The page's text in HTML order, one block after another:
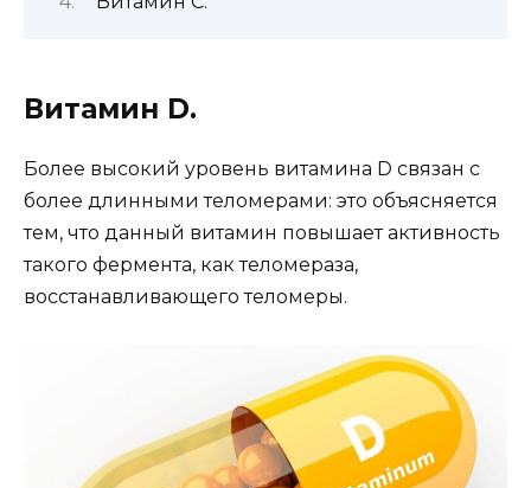
Витамин D.
Более высокий уровень витамина D связан с
более длинными теломерами: это объясняется
тем, что данный витамин повышает активность
такого фермента, как теломераза,
восстанавливающего теломеры.